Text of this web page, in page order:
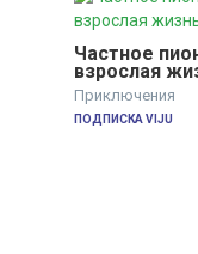
Частное
взрослая
Приключения
ПОДПИСКА VIJU